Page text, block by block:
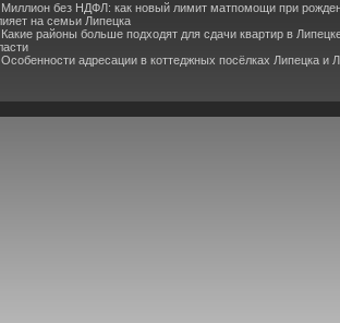
Миллион без НДФЛ: как новый лимит матпомощи при
на семьи Липецка
районы больше подходят для сдачи квартир в
адресации в коттеджных посёлках Липецка и